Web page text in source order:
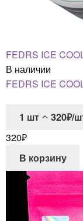
FEDRS ICE
В наличии
FEDRS ICE
1 шт
320₽/
320₽
В корзину